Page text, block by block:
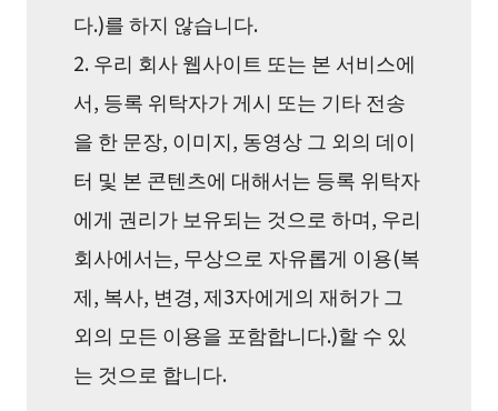
다.)를 하지 않습니다.
2. 우리 회사 웹사이트 또는 본 서비스에
서, 등록 위탁자가 게시 또는 기타 전송
을 한 문장, 이미지, 동영상 그 외의 데이
터 및 본 콘텐츠에 대해서는 등록 위탁자
에게 권리가 보유되는 것으로 하며, 우리
회사에서는, 무상으로 자유롭게 이용(복
제, 복사, 변경, 제3자에게의 재허가 그
외의 모든 이용을 포함합니다.)할 수 있
는 것으로 합니다.